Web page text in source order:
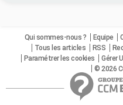
Qui sommes-nous ? Equipe
Tous les articles
RSS
Paramétrer les cookies
Gérer
© 2026